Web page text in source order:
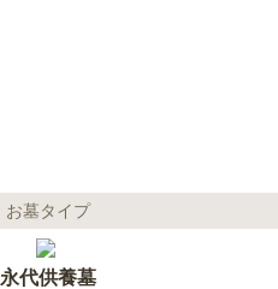
お墓タイプ
永代供養墓